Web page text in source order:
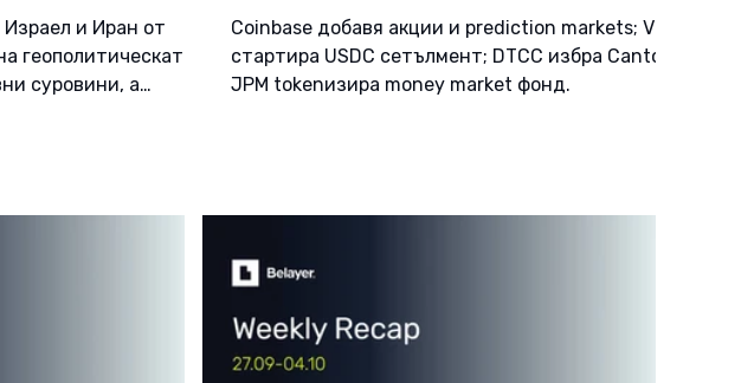
за
достъп до
и Иран от
геополитическата
суровини, а
Coinbase добавя акции и prediction markets; Visa
стартира USDC сетълмент; DTCC избра Canton;
JPM tokenизира money market фонд.